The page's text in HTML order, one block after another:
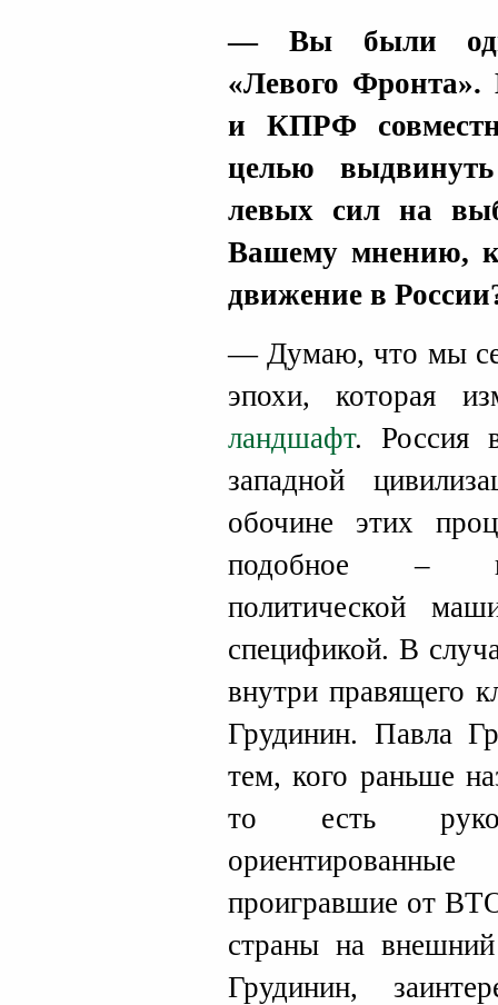
— Вы были
«Левого
и КПРФ
целью
левых сил на
Вашему мнению,
движение в
— Думаю, что мы
эпохи, которая
ландшафт. Россия
западной
обочине этих
подобное –
политической
спецификой. В
внутри правящего
Грудинин. Павла
тем, кого раньше
то есть
проигравшие от
страны на
Грудинин,